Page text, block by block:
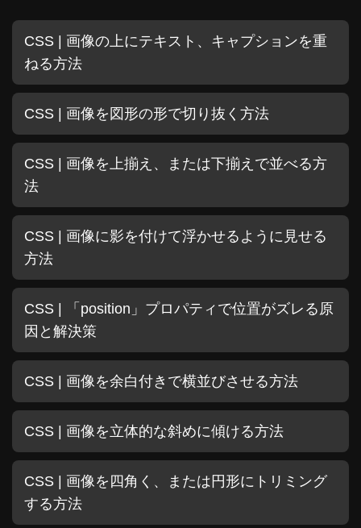
CSS | 画像の上にテキスト、キャプションを重
ねる方法
CSS | 画像を図形の形で切り抜く方法
CSS | 画像を上揃え、または下揃えで並べる方
法
CSS | 画像に影を付けて浮かせるように見せる
方法
CSS | 「position」プロパティで位置がズレる原
因と解決策
CSS | 画像を余白付きで横並びさせる方法
CSS | 画像を立体的な斜めに傾ける方法
CSS | 画像を四角く、または円形にトリミング
する方法